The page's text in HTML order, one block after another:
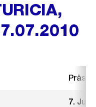
7. Juli